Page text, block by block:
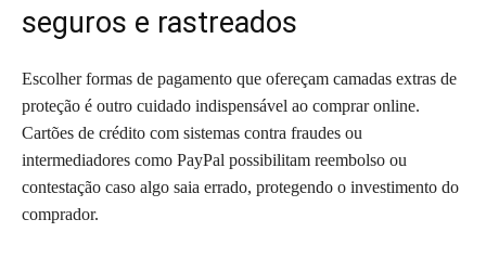
seguros e rastreados
Escolher formas de pagamento que ofereçam camadas extras de
proteção é outro cuidado indispensável ao comprar online.
Cartões de crédito com sistemas contra fraudes ou
intermediadores como PayPal possibilitam reembolso ou
contestação caso algo saia errado, protegendo o investimento do
comprador.